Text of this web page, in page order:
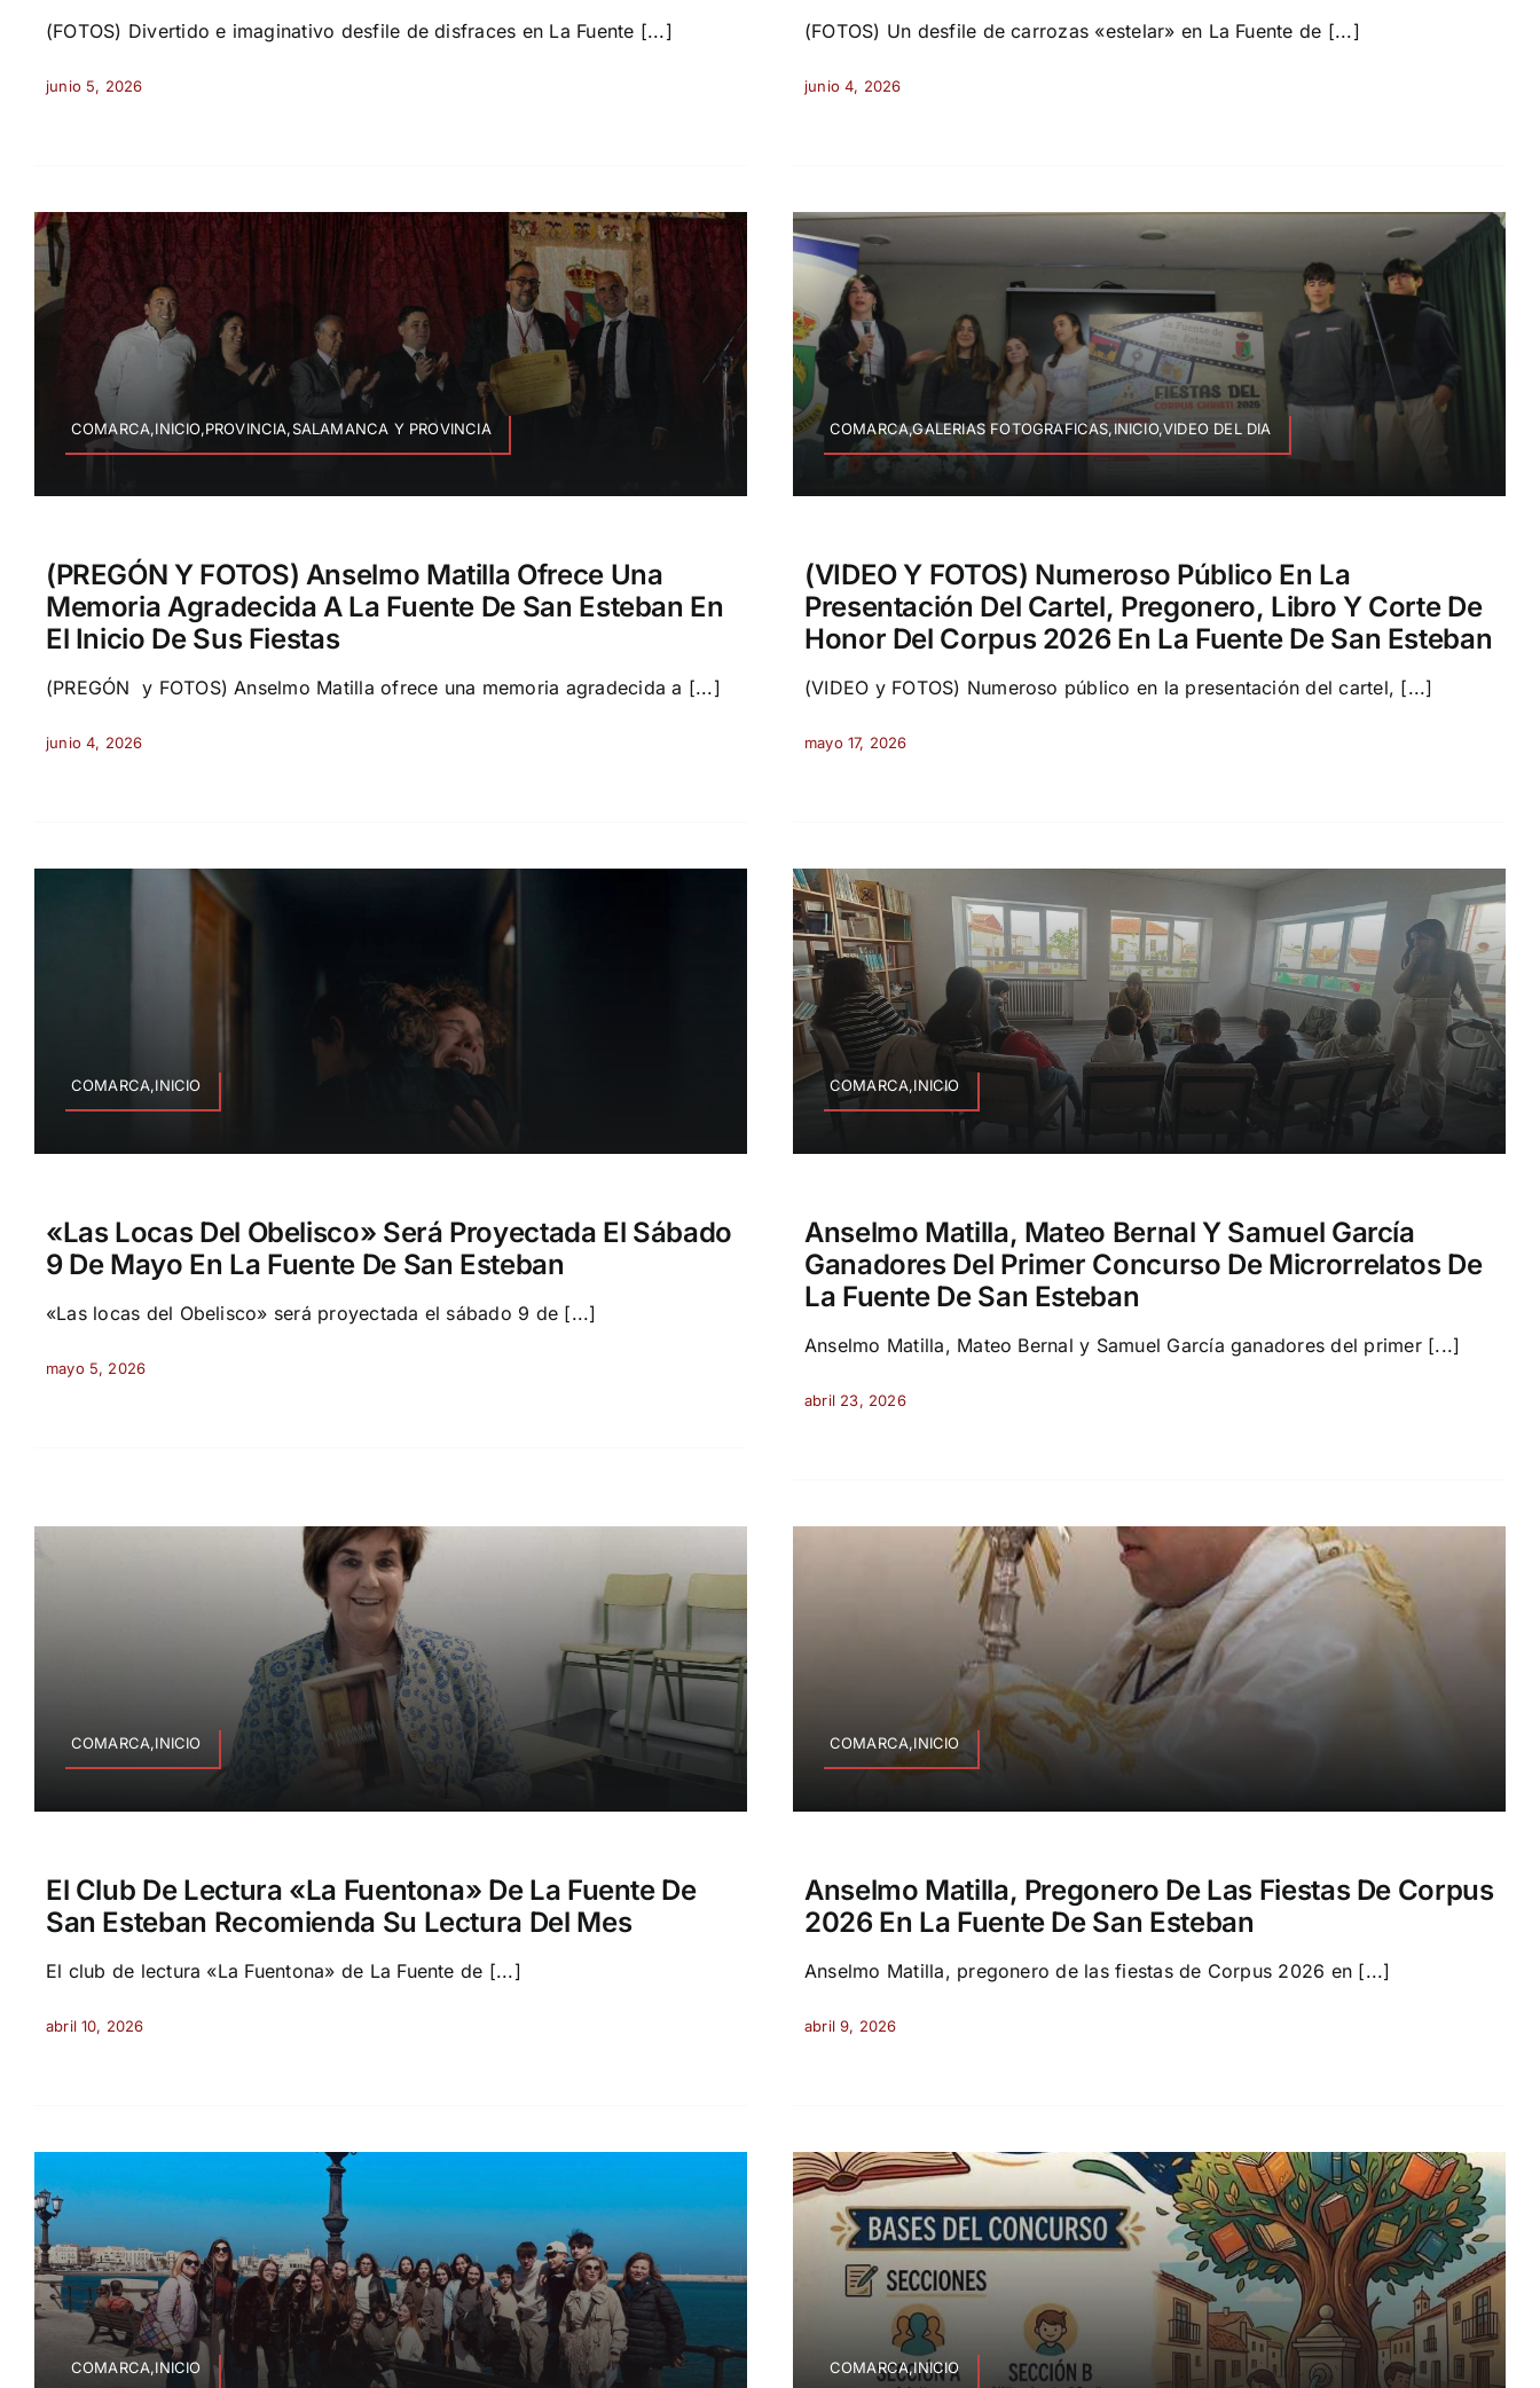
(FOTOS) Divertido e imaginativo desfile de disfraces en La Fuente [...]
junio 5, 2026
(FOTOS) Un desfile de carrozas «estelar» en La Fuente de [...]
junio 4, 2026
COMARCA,INICIO,PROVINCIA,SALAMANCA Y PROVINCIA
(PREGÓN Y FOTOS) Anselmo Matilla Ofrece Una
Memoria Agradecida A La Fuente De San Esteban En
El Inicio De Sus Fiestas
(PREGÓN y FOTOS) Anselmo Matilla ofrece una memoria agradecida a [...]
junio 4, 2026
COMARCA,GALERIAS FOTOGRAFICAS,INICIO,VIDEO DEL DIA
(VIDEO Y FOTOS) Numeroso Público En La
Presentación Del Cartel, Pregonero, Libro Y Corte De
Honor Del Corpus 2026 En La Fuente De San Esteban
(VIDEO y FOTOS) Numeroso público en la presentación del cartel, [...]
mayo 17, 2026
COMARCA,INICIO
«Las Locas Del Obelisco» Será Proyectada El Sábado
9 De Mayo En La Fuente De San Esteban
«Las locas del Obelisco» será proyectada el sábado 9 de [...]
mayo 5, 2026
COMARCA,INICIO
Anselmo Matilla, Mateo Bernal Y Samuel García
Ganadores Del Primer Concurso De Microrrelatos De
La Fuente De San Esteban
Anselmo Matilla, Mateo Bernal y Samuel García ganadores del primer [...]
abril 23, 2026
COMARCA,INICIO
El Club De Lectura «La Fuentona» De La Fuente De
San Esteban Recomienda Su Lectura Del Mes
El club de lectura «La Fuentona» de La Fuente de [...]
abril 10, 2026
COMARCA,INICIO
Anselmo Matilla, Pregonero De Las Fiestas De Corpus
2026 En La Fuente De San Esteban
Anselmo Matilla, pregonero de las fiestas de Corpus 2026 en [...]
abril 9, 2026
COMARCA,INICIO COMARCA,INICIO